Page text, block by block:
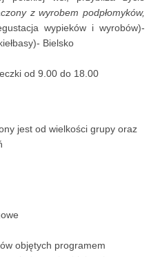
z wyrobem podpłomyków,
wypieków i wyrobów)-
Bielsko
od 9.00 do 18.00
jest od wielkości grupy oraz
objętych programem